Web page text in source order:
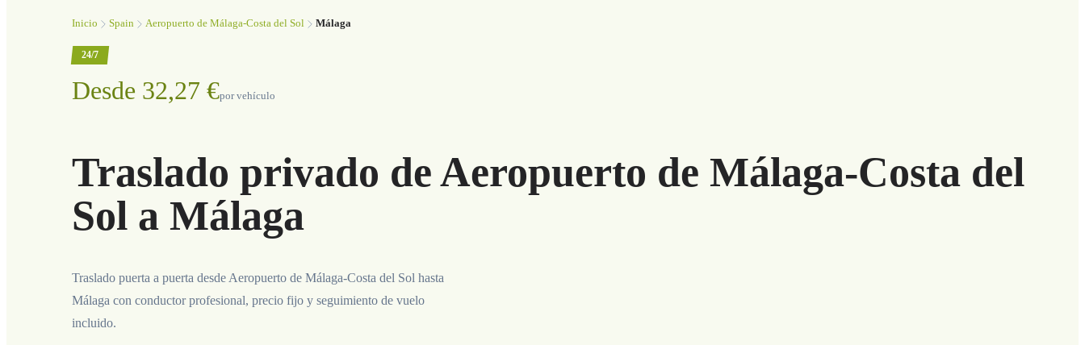
Inicio Spain Aeropuerto de Málaga-Costa del Sol Málaga
24/7
Desde 32,27 €por vehículo
Traslado privado de Aeropuerto de Málaga-Costa del
Sol a Málaga
Traslado puerta a puerta desde Aeropuerto de Málaga-Costa del Sol hasta
Málaga con conductor profesional, precio fijo y seguimiento de vuelo
incluido.